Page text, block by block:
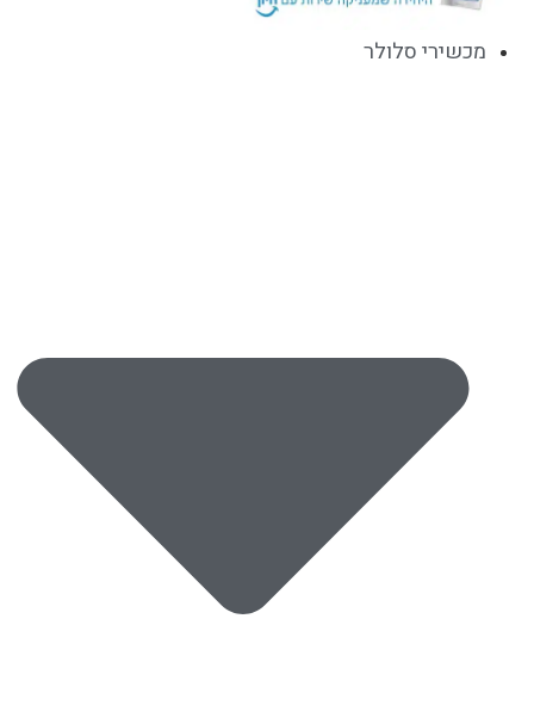
מכשירי סלולר